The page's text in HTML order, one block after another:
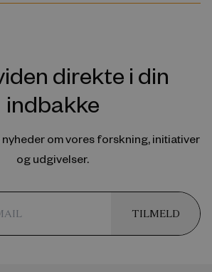
direkte i din
indbakke
om vores forskning, initiativer
og udgivelser.
TILMELD